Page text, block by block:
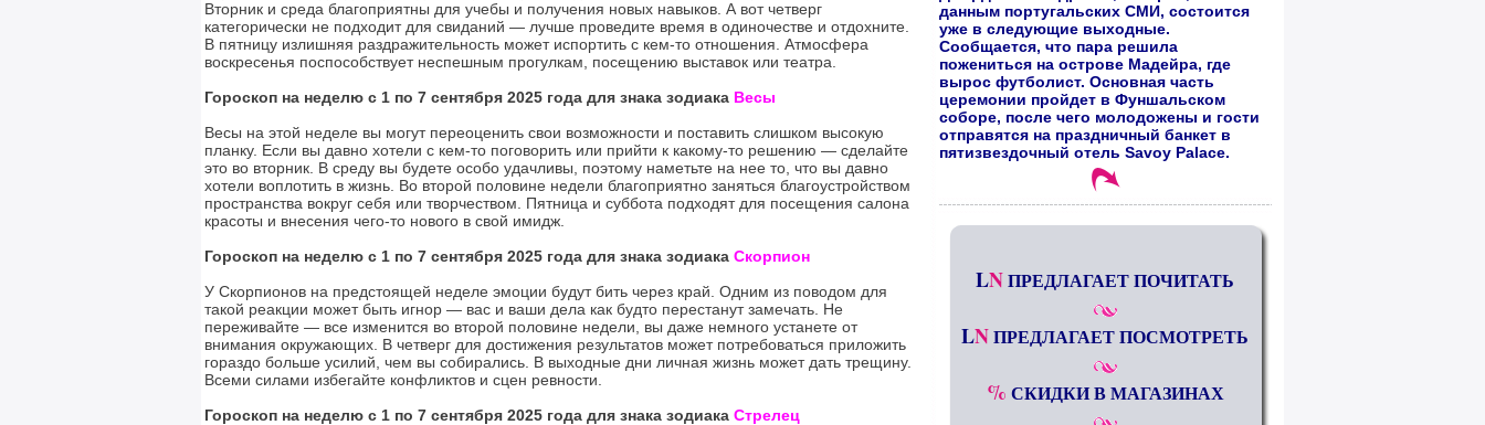
Вторник и среда благоприятны для учебы и получения новых навыков. А вот четверг
категорически не подходит для свиданий — лучше проведите время в одиночестве и отдохните.
В пятницу излишняя раздражительность может испортить с кем-то отношения. Атмосфера
воскресенья поспособствует неспешным прогулкам, посещению выставок или театра.
Гороскоп на неделю с 1 по 7 сентября 2025 года для знака зодиака Весы
Весы на этой неделе вы могут переоценить свои возможности и поставить слишком высокую
планку. Если вы давно хотели с кем-то поговорить или прийти к какому-то решению — сделайте
это во вторник. В среду вы будете особо удачливы, поэтому наметьте на нее то, что вы давно
хотели воплотить в жизнь. Во второй половине недели благоприятно заняться благоустройством
пространства вокруг себя или творчеством. Пятница и суббота подходят для посещения салона
красоты и внесения чего-то нового в свой имидж.
Гороскоп на неделю с 1 по 7 сентября 2025 года для знака зодиака Скорпион
У Скорпионов на предстоящей неделе эмоции будут бить через край. Одним из поводом для
такой реакции может быть игнор — вас и ваши дела как будто перестанут замечать. Не
переживайте — все изменится во второй половине недели, вы даже немного устанете от
внимания окружающих. В четверг для достижения результатов может потребоваться приложить
гораздо больше усилий, чем вы собирались. В выходные дни личная жизнь может дать трещину.
Всеми силами избегайте конфликтов и сцен ревности.
Гороскоп на неделю с 1 по 7 сентября 2025 года для знака зодиака Стрелец
данным португальских СМИ, состоится
уже в следующие выходные.
Сообщается, что пара решила
пожениться на острове Мадейра, где
вырос футболист. Основная часть
церемонии пройдет в Фуншальском
соборе, после чего молодожены и гости
отправятся на праздничный банкет в
пятизвездочный отель Savoy Palace.
LNПРЕДЛАГАЕТ ПОЧИТАТЬ
LNПРЕДЛАГАЕТ ПОСМОТРЕТЬ
% СКИДКИ В МАГАЗИНАХ